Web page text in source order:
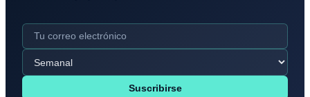
Suscribirse